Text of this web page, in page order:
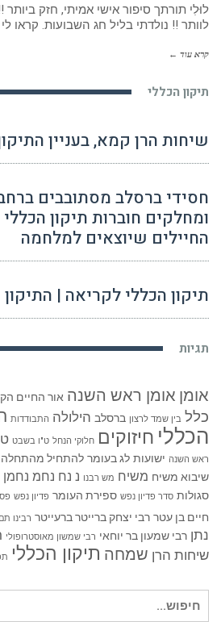
לוּלִי תורתך סיפור אישי אמיתי, חזק
לוותר !! נולדתי בליל חג השבועות. קראו לי
קרא עוד ←
תיקון הכללי
שיחות הרן קמא, בעניין
חסידי ברסלב מסתובבים
ומחלקים חוברות תיקון
החיילים שיוצאים למלחמה
תיקון הכללי לקריאה |
תגיות
אומן אומן ראש השנה אור החיים
כלל בין שמד לרצון ברסלב הילולה התבודדות
הכללי חיזוקים חלוקי הנחל ט"ו בשבט
ראש השנה ישועות לג בעומר להתחיל מהתחלה
שיבוא משיח משיח מש רבנו נ נח נחמ נחמן
סגולות סדר פדיון נפש ספירת העומר פדיון נפש
חיים בן עטר רבי יצחק ברייטר ברעייטר רבינו תם
נתן רבי שמעון בר יוחאי רבי שמשון מאוסטרופולי
שיחות הרן שמחה תיקון הכללי
עבור: